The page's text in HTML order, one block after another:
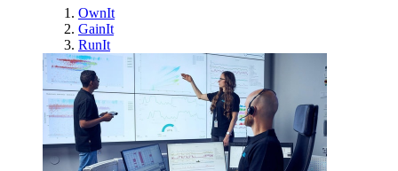
OwnIt
GainIt
RunIt